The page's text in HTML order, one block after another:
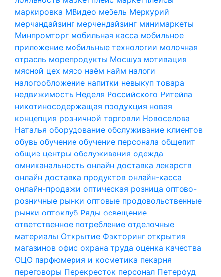
маркировка МВидео мебель Меркурий
мерчандайзинг мерчендайзинг минимаркеты
Минпромторг мобильная касса мобильное
приложение мобильные технологии молочная
отрасль морепродукты Мосшуз мотивация
мясной цех мясо наём найм налоги
налогообложение напитки невыкуп товара
недвижимость Неделя Российского Ритейла
никотиносодержащая продукция новая
концепция розничной торговли Новоселова
Наталья оборудование обслуживание клиентов
обувь обучение обучение персонала общепит
общие центры обслуживания одежда
омниканальность онлайн доставка лекарств
онлайн доставка продуктов онлайн-касса
онлайн-продажи оптическая розница оптово-
розничные рынки оптовые продовольственные
рынки оптоклуб Ряды освещение
ответственное потребление отделочные
материалы Открытие Факторинг открытия
магазинов офис охрана труда оценка качества
ОЦО парфюмерия и косметика пекарня
переговоры Перекресток персонал Петерфуд